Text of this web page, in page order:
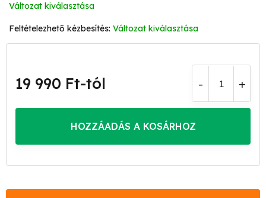
Változat kiválasztása
Változat kiválasztása
19 990 Ft-tól
HOZZÁADÁS A KOSÁRHOZ